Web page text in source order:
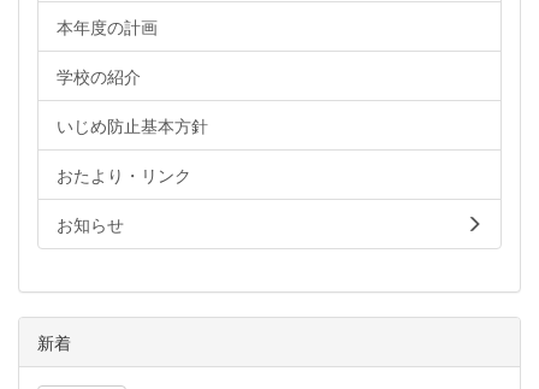
本年度の計画
学校の紹介
いじめ防止基本方針
おたより・リンク
お知らせ
新着